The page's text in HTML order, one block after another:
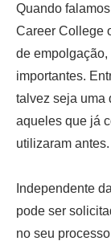
Quando
Career College
de
importantes.
talvez seja uma
aqueles que já
utilizaram antes.
Independente
pode ser
no seu